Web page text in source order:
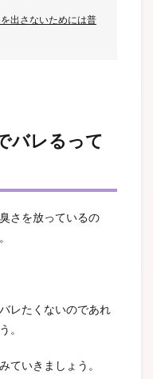
出さないためには普
バレるって
さを放っているの
レたくないのであれ
。
ていきましょう。